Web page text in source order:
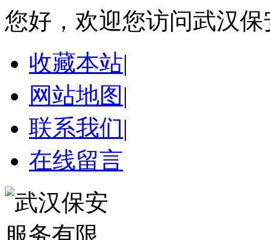
您好，欢迎您访问武汉
收藏本站|
网站地图 |
联系我们|
在线留言